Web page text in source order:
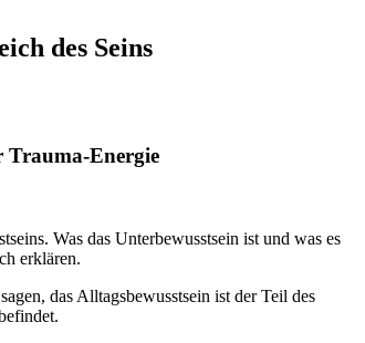
des Seins
Trauma-Energie
Was das Unterbewusstsein ist und was es
erklären.
das Alltagsbewusstsein ist der Teil des